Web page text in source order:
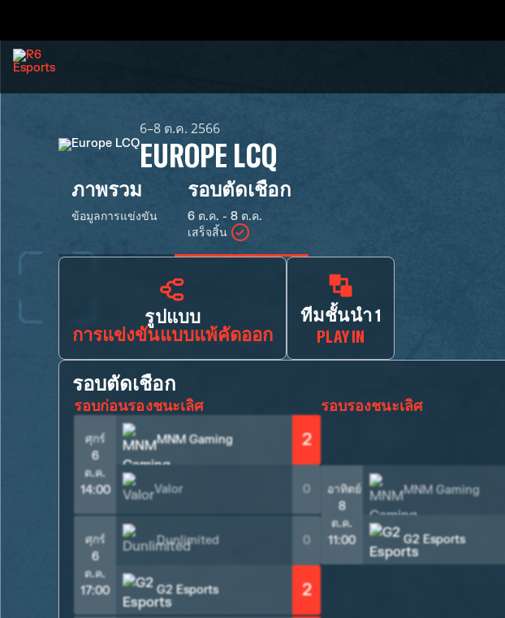
6–8 ต.ค. 2566
EUROPE LCQ
ภาพรวม
ข้อมูลการแข่งขัน
รอบตัดเชือก
6 ต.ค. - 8 ต.ค.
เสร็จสิ้น
รูปแบบ
การแข่งขันแบบแพ้คัดออก
ทีมชั้นนำ 1
PLAY IN
รอบตัดเชือก
รอบก่อนรองชนะเลิศ
ศุกร์
6
ต.ค.
14:00
MNM Gaming 2
Valor 0
ศุกร์
6
ต.ค.
17:00
Dunlimited 0
G2 Esports 2
รอบรองชนะเลิศ
อาทิตย์
8
ต.ค.
11:00
MNM Gaming
G2 Esports